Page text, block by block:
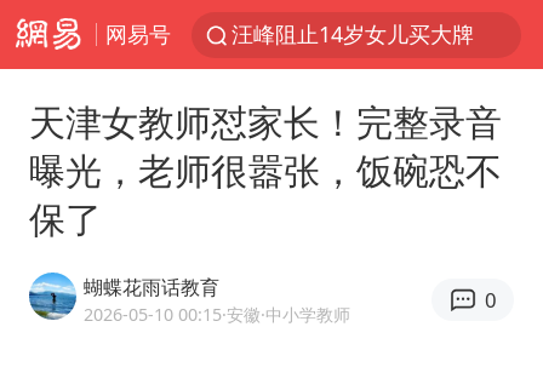
网易号
汪峰阻止14岁女儿买大牌
王力宏演唱会黄牛带观众藏匿被查获
官方通报教师招聘笔试前13名被淘汰
女孩摆摊卖菌子时收到北大通知书
天津女教师怼家长！完整录音
曝光，老师很嚣张，饭碗恐不
保了
蝴蝶花雨话教育
2026-05-10 00:15·安徽·中小学教师
0